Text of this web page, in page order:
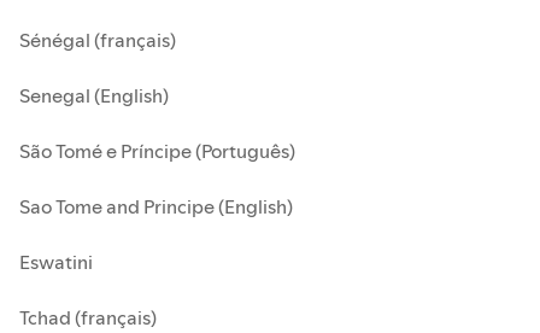
Sénégal (français)
Senegal (English)
São Tomé e Príncipe (Português)
Sao Tome and Principe (English)
Eswatini
Tchad (français)